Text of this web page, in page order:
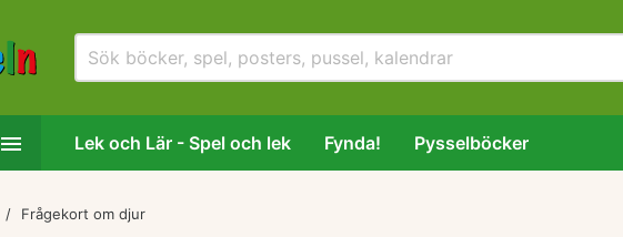
 Lek och Lär - Spel och lek Fynda! Pysselböcker
Frågekort om djur